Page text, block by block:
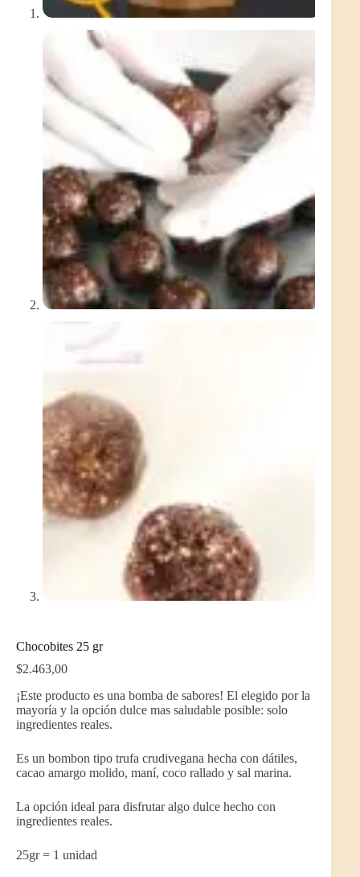
Chocobites 25 gr
$2.463,00
¡Este producto es una bomba de sabores! El elegido por la
mayoría y la opción dulce mas saludable posible: solo
ingredientes reales.
Es un bombon tipo trufa crudivegana hecha con dátiles,
cacao amargo molido, maní, coco rallado y sal marina.
La opción ideal para disfrutar algo dulce hecho con
ingredientes reales.
25gr = 1 unidad